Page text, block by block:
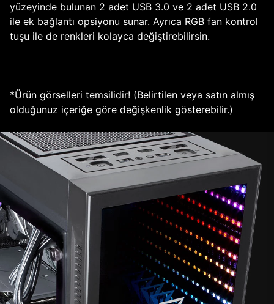
yüzeyinde bulunan 2 adet USB 3.0 ve 2 adet USB 2.0
ile ek bağlantı opsiyonu sunar. Ayrıca RGB fan kontrol
tuşu ile de renkleri kolayca değiştirebilirsin.
*Ürün görselleri temsilidir! (Belirtilen veya satın almış
olduğunuz içeriğe göre değişkenlik gösterebilir.)